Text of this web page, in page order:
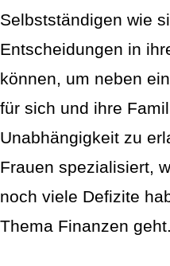
Selbstständigen wie
Entscheidungen in
können, um neben
für sich und ihre
Unabhängigkeit zu
Frauen spezialisiert,
noch viele Defizite
Thema Finanzen geht.